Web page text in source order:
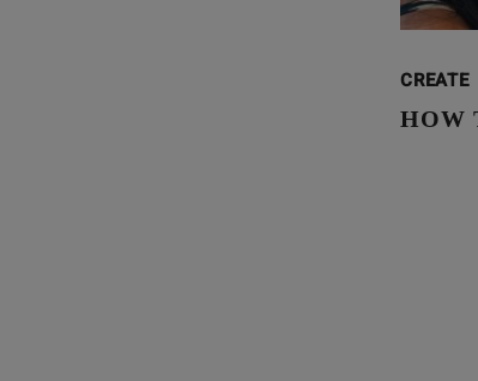
CREATE
HOW